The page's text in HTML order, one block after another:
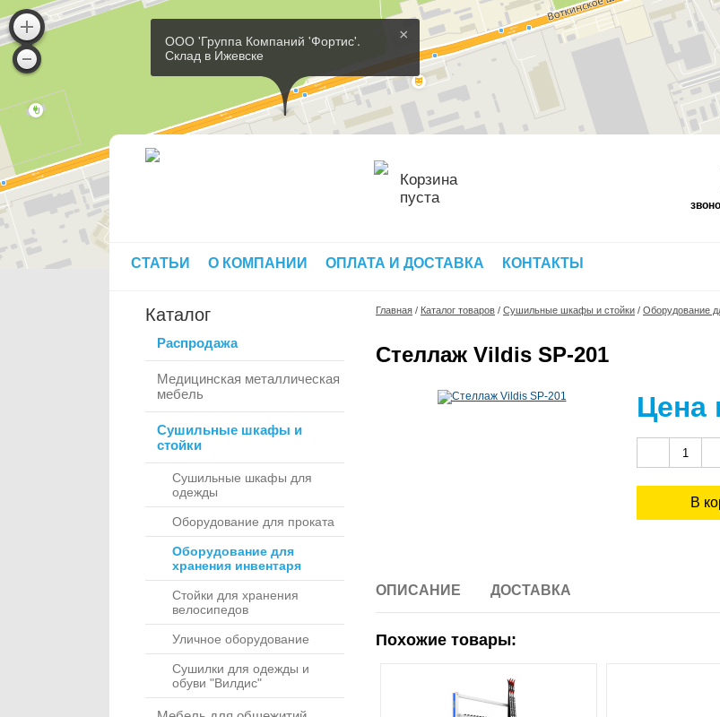
×
ООО 'Группа Компаний 'Фортис'.
Склад в Ижевске
Корзина
пуста
СТАТЬИ О КОМПАНИИ ОПЛАТА И ДОСТАВКА КОНТАКТЫ
Каталог
Распродажа
Медицинская металлическая
мебель
Сушильные шкафы и
стойки
Сушильные шкафы для
одежды
Оборудование для проката
Оборудование для
хранения инвентаря
Стойки для хранения
велосипедов
Уличное оборудование
Сушилки для одежды и
обуви "Вилдис"
Главная / Каталог товаров / Сушильные шкафы и стойки / Оборудование
Стеллаж Vildis SP-201
Цена
ОПИСАНИЕ ДОСТАВКА
Похожие товары: